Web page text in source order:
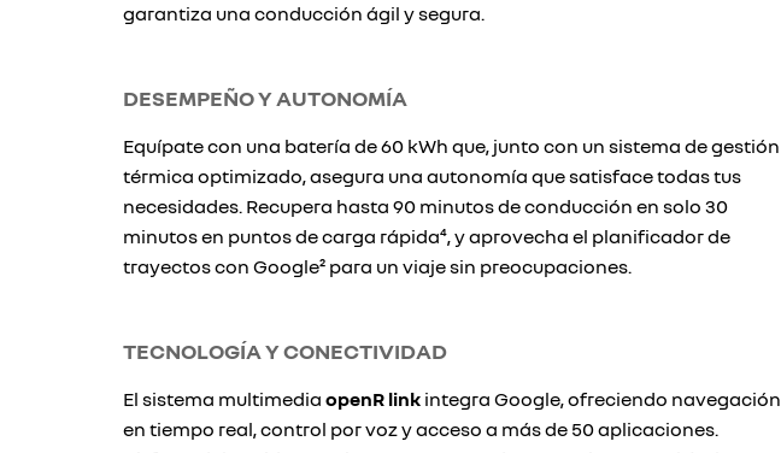
garantiza una conducción ágil y segura.
DESEMPEÑO Y AUTONOMÍA
Equípate con una batería de 60 kWh que, junto con un sistema de gestión
térmica optimizado, asegura una autonomía que satisface todas tus
necesidades. Recupera hasta 90 minutos de conducción en solo 30
minutos en puntos de carga rápida⁴, y aprovecha el planificador de
trayectos con Google² para un viaje sin preocupaciones.
TECNOLOGÍA Y CONECTIVIDAD
El sistema multimedia openR link integra Google, ofreciendo navegación
en tiempo real, control por voz y acceso a más de 50 aplicaciones.